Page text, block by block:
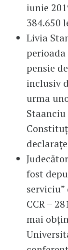
iunie
384.650
Livia
pensie
inclusiv
urma
fost
CCR –
mai